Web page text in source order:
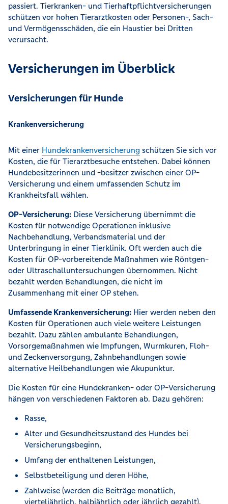
passiert. Tierkranken- und Tierhaftpflichtversicherungen
schützen vor hohen Tierarztkosten oder Personen-, Sach-
und Vermögensschäden, die ein Haustier bei Dritten
verursacht.
Versicherungen im Überblick
Versicherungen für Hunde
Krankenversicherung
Mit einer Hundekrankenversicherung schützen Sie sich vor
Kosten, die für Tierarztbesuche entstehen. Dabei können
Hundebesitzerinnen und -besitzer zwischen einer OP-
Versicherung und einem umfassenden Schutz im
Krankheitsfall wählen.
OP-Versicherung: Diese Versicherung übernimmt die
Kosten für notwendige Operationen inklusive
Nachbehandlung, Verbandsmaterial und der
Unterbringung in einer Tierklinik. Oft werden auch die
Kosten für OP-vorbereitende Maßnahmen wie Röntgen-
oder Ultraschalluntersuchungen übernommen. Nicht
bezahlt werden Behandlungen, die nicht im
Zusammenhang mit einer OP stehen.
Umfassende Krankenversicherung: Hier werden neben den
Kosten für Operationen auch viele weitere Leistungen
bezahlt. Dazu zählen ambulante Behandlungen,
Vorsorgemaßnahmen wie Impfungen, Wurmkuren, Floh-
und Zeckenversorgung, Zahnbehandlungen sowie
alternative Heilbehandlungen wie Akupunktur.
Die Kosten für eine Hundekranken- oder OP-Versicherung
hängen von verschiedenen Faktoren ab. Dazu gehören:
Rasse,
Alter und Gesundheitszustand des Hundes bei
Versicherungsbeginn,
Umfang der enthaltenen Leistungen,
Selbstbeteiligung und deren Höhe,
Zahlweise (werden die Beiträge monatlich,
vierteljährlich, halbjährlich oder jährlich gezahlt).